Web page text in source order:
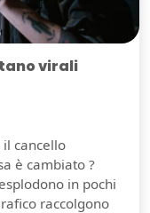
virali
cancello
è cambiato ?
in pochi
raccolgono